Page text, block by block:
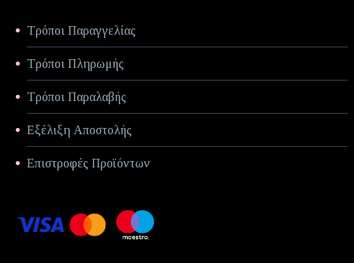
Τρόποι Παραγγελίας
Τρόποι Πληρωμής
Τρόποι Παραλαβής
Εξέλιξη Αποστολής
Επιστροφές Προϊόντων